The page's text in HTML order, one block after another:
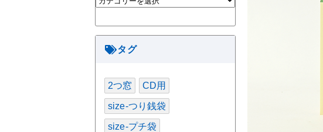
テ
タグ
2つ窓 CD用
size-つり銭袋
size-プチ袋